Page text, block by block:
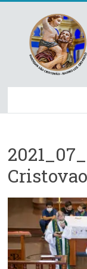
content
São
–
Luz
Arquidiocese
de
São
Paulo
–